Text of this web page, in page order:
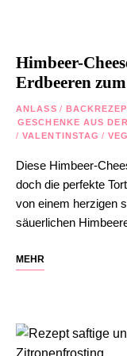
Himbeer-
Erdbeeren
ANLASS /
GESCHENKE AUS
/ VALENTINSTAG /
Diese Himbeer-
doch die perfekte
von einem herzigen
säuerlichen
MEHR